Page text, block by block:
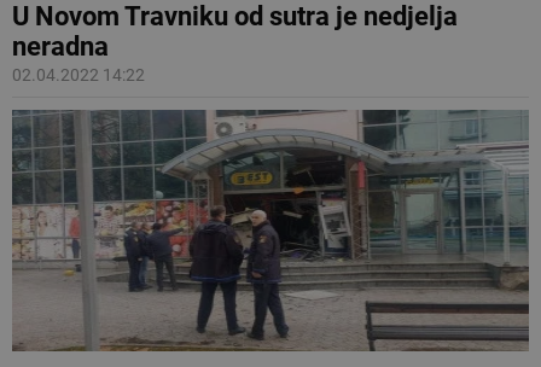
U Novom Travniku od sutra je nedjelja
neradna
02.04.2022 14:22